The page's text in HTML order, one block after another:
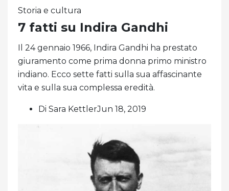
Storia e cultura
7 fatti su Indira Gandhi
Il 24 gennaio 1966, Indira Gandhi ha prestato
giuramento come prima donna primo ministro
indiano. Ecco sette fatti sulla sua affascinante
vita e sulla sua complessa eredità.
Di Sara KettlerJun 18, 2019